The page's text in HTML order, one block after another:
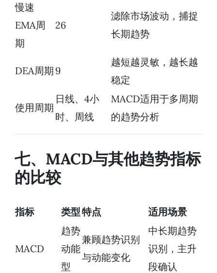
慢速
EMA周
期
26
滤除市场波动，捕捉
长期趋势
DEA周期 9
越短越灵敏，越长越
稳定
使用周期
日线、4小
时、周线
MACD适用于多周期
的趋势分析
七、MACD与其他趋势指标
的比较
指标 类型特点 适用场景
MACD
趋势
动能
型
兼顾趋势识别
与动能变化
中长期趋势
识别，主升
段确认